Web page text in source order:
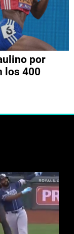
por
los 400